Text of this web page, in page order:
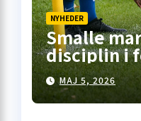
NYHEDER
Smalle
disciplin i
åbner
MAJ 5, 2026